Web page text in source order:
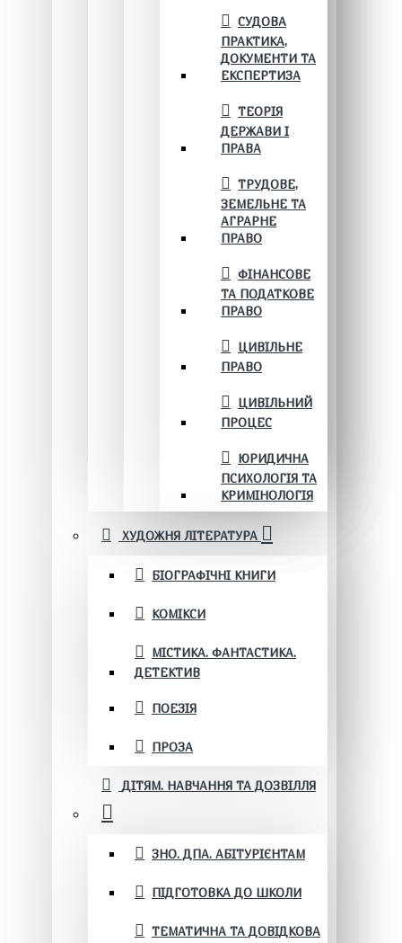
СУДОВА
ПРАКТИКА,
ДОКУМЕНТИ ТА
ЕКСПЕРТИЗА
ТЕОРІЯ
ДЕРЖАВИ І
ПРАВА
ТРУДОВЕ,
ЗЕМЕЛЬНЕ ТА
АГРАРНЕ
ПРАВО
ФІНАНСОВЕ
ТА ПОДАТКОВЕ
ПРАВО
ЦИВІЛЬНЕ
ПРАВО
ЦИВІЛЬНИЙ
ПРОЦЕС
ЮРИДИЧНА
ПСИХОЛОГІЯ ТА
КРИМІНОЛОГІЯ
ХУДОЖНЯ ЛІТЕРАТУРА
БІОГРАФІЧНІ КНИГИ
КОМІКСИ
МІСТИКА. ФАНТАСТИКА.
ДЕТЕКТИВ
ПОЕЗІЯ
ПРОЗА
ДІТЯМ. НАВЧАННЯ ТА ДОЗВІЛЛЯ
ЗНО. ДПА. АБІТУРІЄНТАМ
ПІДГОТОВКА ДО ШКОЛИ
ТЕМАТИЧНА ТА ДОВІДКОВА